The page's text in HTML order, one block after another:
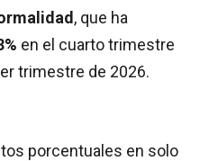
, que ha
en el cuarto trimestre
trimestre de 2026.
porcentuales en solo